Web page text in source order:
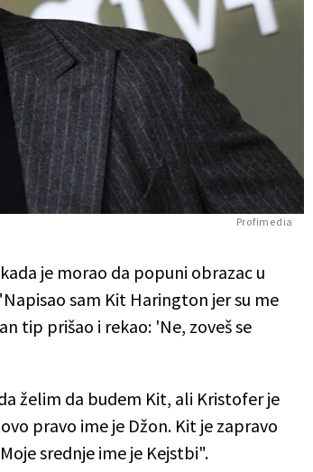
Profimedia
je morao da popuni obrazac u
sam Kit Harington jer su me
tip prišao i rekao: 'Ne, zoveš se
želim da budem Kit, ali Kristofer je
pravo ime je Džon. Kit je zapravo
srednje ime je Kejstbi".